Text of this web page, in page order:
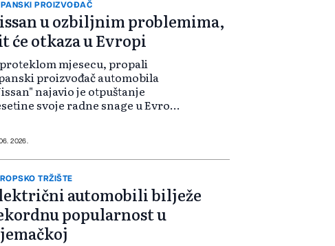
PROIZVOĐAČ
u ozbiljnim problemima,
će otkaza u Evropi
mjesecu, propali
proizvođač automobila
najavio je otpuštanje
svoje radne snage u Evropi i
2026.
TRŽIŠTE
automobili bilježe
popularnost u